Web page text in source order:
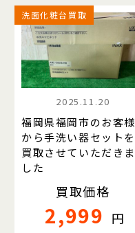
洗面化粧台買取
2025.11.20
福岡県福岡市のお客様
から手洗い器セットを
買取させていただきま
した
買取価格
2,999 円